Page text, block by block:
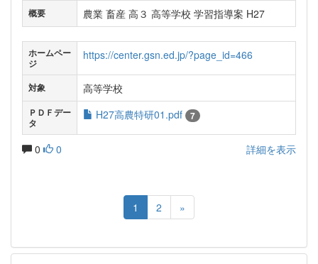
概要 農業 畜産 高３ 高等学校 学習指導案 H27
ホームペー
ジ
https://center.gsn.ed.jp/?page_id=466
対象 高等学校
ＰＤＦデー
タ
H27高農特研01.pdf 7
0 0 詳細を表示
1 2 »